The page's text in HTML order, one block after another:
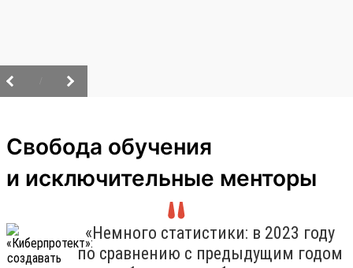
Свобода обучения
и исключительные менторы
«Немного статистики: в 2023 году
по сравнению с предыдущим годом